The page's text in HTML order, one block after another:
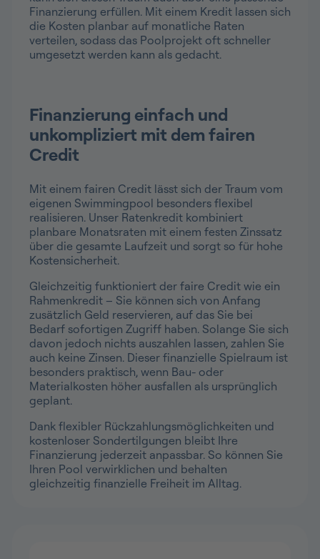
Finanzierung erfüllen. Mit einem Kredit lassen sich
die Kosten planbar auf monatliche Raten
verteilen, sodass das Poolprojekt oft schneller
umgesetzt werden kann als gedacht.
Finanzierung einfach und
unkompliziert mit dem fairen
Credit
Mit einem fairen Credit lässt sich der Traum vom
eigenen Swimmingpool besonders flexibel
realisieren. Unser Ratenkredit kombiniert
planbare Monatsraten mit einem festen Zinssatz
über die gesamte Laufzeit und sorgt so für hohe
Kostensicherheit.
Gleichzeitig funktioniert der faire Credit wie ein
Rahmenkredit – Sie können sich von Anfang
zusätzlich Geld reservieren, auf das Sie bei
Bedarf sofortigen Zugriff haben. Solange Sie sich
davon jedoch nichts auszahlen lassen, zahlen Sie
auch keine Zinsen. Dieser finanzielle Spielraum ist
besonders praktisch, wenn Bau- oder
Materialkosten höher ausfallen als ursprünglich
geplant.
Dank flexibler Rückzahlungsmöglichkeiten und
kostenloser Sondertilgungen bleibt Ihre
Finanzierung jederzeit anpassbar. So können Sie
Ihren Pool verwirklichen und behalten
gleichzeitig finanzielle Freiheit im Alltag.